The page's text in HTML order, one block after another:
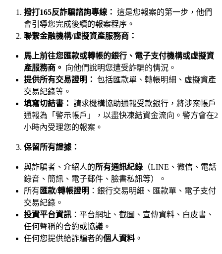
撥打165反詐騙諮詢專線： 這是您報案的第一步，他們
會引導您完成後續的報案程序。
聯繫金融機構/虛擬資產服務商：
馬上前往您匯款或轉帳的銀行、電子支付機構或虛擬資
產服務商。 向他們說明您遭受詐騙的情況。
提供所有交易證明： 包括匯款單、轉帳明細、虛擬資產
交易紀錄等。
填寫切結書： 請求機構協助通報受款銀行，將涉案帳戶
通報為「警示帳戶」，以盡快凍結資金流向。警方會在2
小時內受理您的報案。
保留所有證據：
與詐騙者、介紹人的所有通訊紀錄 （LINE、微信、電話
錄音、簡訊、電子郵件、臉書私訊等）。
所有 匯款/轉帳證明 ：銀行交易明細、匯款單、電子支付
交易紀錄。
投資平台資訊 ：平台網址、截圖、宣傳資料、白皮書、
任何聲稱的合約或協議。
任何您提供給詐騙者的個人資料 。